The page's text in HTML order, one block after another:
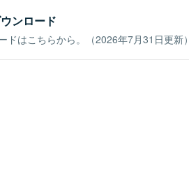
ンロード
ドはこちらから。（2026年7月31日更新）